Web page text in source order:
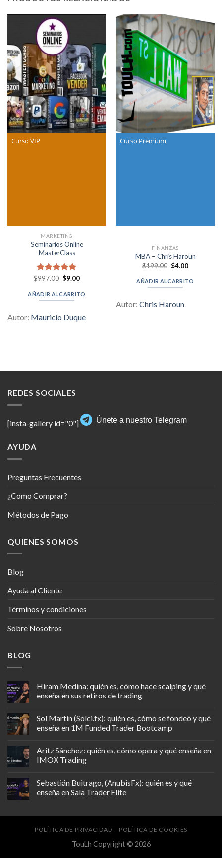
Curso VIP
MARKETING
Seminarios Online
MasterClass
Valorado en
$997.00 Original
was:
$997.00.
$9.00Current
is:
$9.00.
AÑADIR AL CARRITO
Autor: Mauricio Duque
Curso Premium
FINANZAS
MBA – Chris Haroun
$199.00 Original
was:
$199.00.
$4.00Current
is:
$4.00.
AÑADIR AL CARRITO
Autor: Chris Haroun
REDES SOCIALES
[insta-gallery id="0"] Únete a nuestro Telegram
AYUDA
Preguntas Frecuentes
¿Como Comprar?
Métodos de Pago
QUIENES SOMOS
Blog
Ayuda al Cliente
Términos y condiciones
Sobre Nosotros
BLOG
Hiram Medina: quién es, cómo hace scalping y qué
enseña en sus retiros de trading
Sol Martin (Solci.fx): quién es, cómo se fondeó y qué
enseña en 1M Funded Trader Bootcamp
Aritz Sánchez: quién es, cómo opera y qué enseña en
IMOX Trading
Sebastián Buitrago, (AnubisFx): quién es y qué
enseña en Sala Trader Elite
POLÍTICA DE PRIVACIDAD POLÍTICA DE COOKIES
TouLh Copyright © 2026